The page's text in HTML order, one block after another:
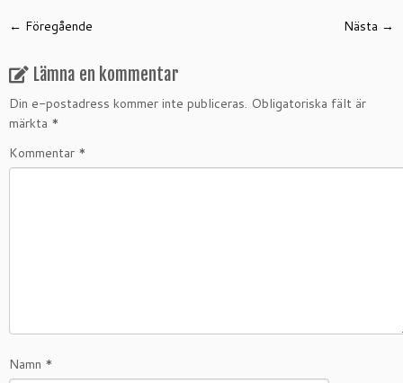
← Föregående Nästa →
Lämna en kommentar
Din e-postadress kommer inte publiceras. Obligatoriska fält är
märkta *
Kommentar *
Namn *